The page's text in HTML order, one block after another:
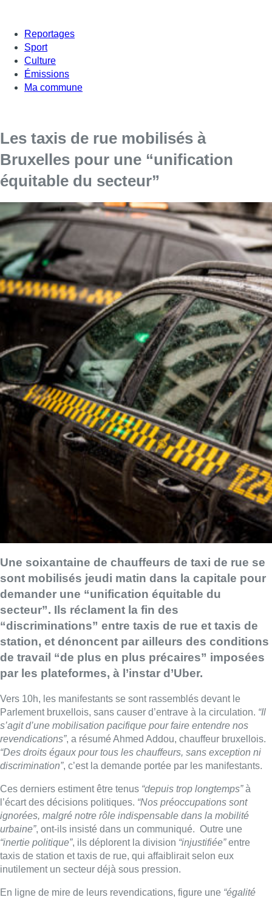
Reportages
Sport
Culture
Émissions
Ma commune
Les taxis de rue mobilisés à
Bruxelles pour une “unification
équitable du secteur”
Une soixantaine de chauffeurs de taxi de rue se
sont mobilisés jeudi matin dans la capitale pour
demander une “unification équitable du
secteur”. Ils réclament la fin des
“discriminations” entre taxis de rue et taxis de
station, et dénoncent par ailleurs des conditions
de travail “de plus en plus précaires” imposées
par les plateformes, à l’instar d’Uber.
Vers 10h, les manifestants se sont rassemblés devant le
Parlement bruxellois, sans causer d’entrave à la circulation. “Il
s’agit d’une mobilisation pacifique pour faire entendre nos
revendications”, a résumé Ahmed Addou, chauffeur bruxellois.
“Des droits égaux pour tous les chauffeurs, sans exception ni
discrimination”, c’est la demande portée par les manifestants.
Ces derniers estiment être tenus “depuis trop longtemps”à
l’écart des décisions politiques. “Nos préoccupations sont
ignorées, malgré notre rôle indispensable dans la mobilité
urbaine”, ont-ils insisté dans un communiqué. Outre une
“inertie politique”, ils déplorent la division “injustifiée”entre
taxis de station et taxis de rue, qui affaiblirait selon eux
inutilement un secteur déjà sous pression.
En ligne de mire de leurs revendications, figure une “égalité